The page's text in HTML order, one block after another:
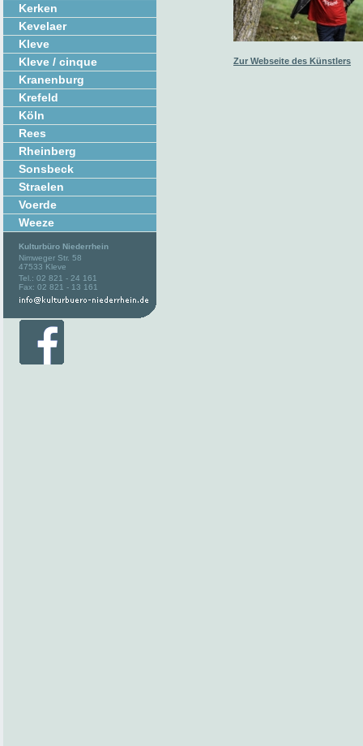
Kerken
Kevelaer
Kleve
Kleve / cinque
Kranenburg
Krefeld
Köln
Rees
Rheinberg
Sonsbeck
Straelen
Voerde
Weeze
Kulturbüro Niederrhein
Nimweger Str. 58
47533 Kleve
Tel.: 02 821 - 24 161
Fax: 02 821 - 13 161
Zur Webseite des Künstlers